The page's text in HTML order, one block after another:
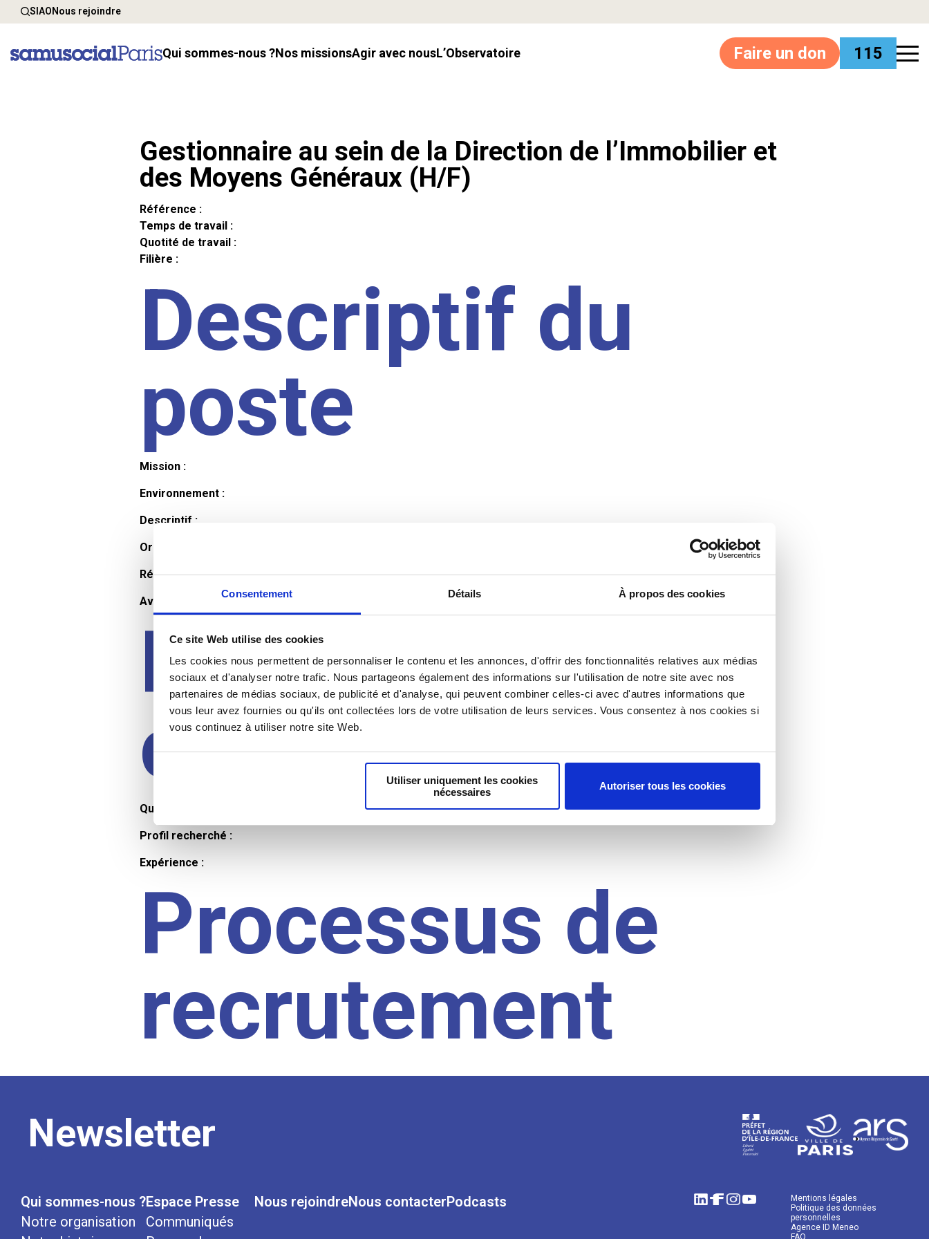
Consentement Détails À propos des cookies
Ce site Web utilise des cookies
Les cookies nous permettent de personnaliser le contenu et les annonces, d'offrir des fonctionnalités relatives aux médias
sociaux et d'analyser notre trafic. Nous partageons également des informations sur l'utilisation de notre site avec nos
partenaires de médias sociaux, de publicité et d'analyse, qui peuvent combiner celles-ci avec d'autres informations que
vous leur avez fournies ou qu'ils ont collectées lors de votre utilisation de leurs services. Vous consentez à nos cookies si
vous continuez à utiliser notre site Web.
Utiliser uniquement les cookies
nécessaires
Autoriser tous les cookies
SIAONous rejoindre
Qui sommes-nous ? Nos missions Agir avec nous l’Observatoire Faire un don 115
Gestionnaire au sein de la Direction de l’Immobilier et
des Moyens Généraux (H/F)
Référence :
Temps de travail :
Quotité de travail :
Filière :
Descriptif du
poste
Mission :
Environnement :
Descriptif :
Organisation et horaires :
Rémunération :
Avantages :
Profil du
candidat
Qualifications et diplômes :
Profil recherché :
Expérience :
Processus de
recrutement
Newsletter
Qui sommes-nous ?
Notre organisation
Espace Presse
Communiqués
Nous rejoindreNous contacterPodcasts
Mentions légales
Politique des données
personnelles
Agence ID Meneo
FAQ